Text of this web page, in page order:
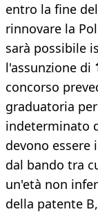
entro la fine
rinnovare la
sarà possibile
l'assunzione di
concorso
graduatoria
indeterminato
devono essere
dal bando tra
un'età non
della patente